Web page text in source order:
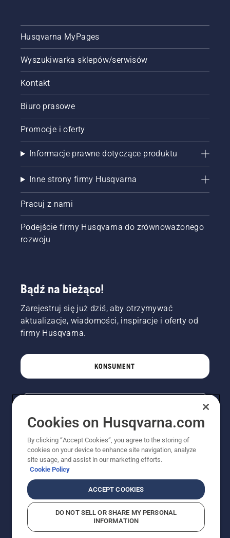
Husqvarna MyPages
Wyszukiwarka sklepów/serwisów
Kontakt
Biuro prasowe
Promocje i oferty
Informacje prawne dotyczące produktu
Inne strony firmy Husqvarna
Pracuj z nami
Podejście firmy Husqvarna do zrównoważonego
rozwoju
Bądź na bieżąco!
Zarejestruj się już dziś, aby otrzymywać
aktualizacje, wiadomości, inspiracje i oferty od
firmy Husqvarna.
KONSUMENT
© Husqvarna AB (publ). Wszelkie prawa zastrzeżone.
Pokazane ceny są sugerowanymi cenami detalicznymi.
Polityka w zakresie plików cookieWarunki użytkowania
Cookies on Husqvarna.com
By clicking “Accept Cookies”, you agree to the storing of
cookies on your device to enhance site navigation, analyze
site usage, and assist in our marketing efforts.
Cookie Policy
ACCEPT COOKIES
DO NOT SELL OR SHARE MY PERSONAL
INFORMATION